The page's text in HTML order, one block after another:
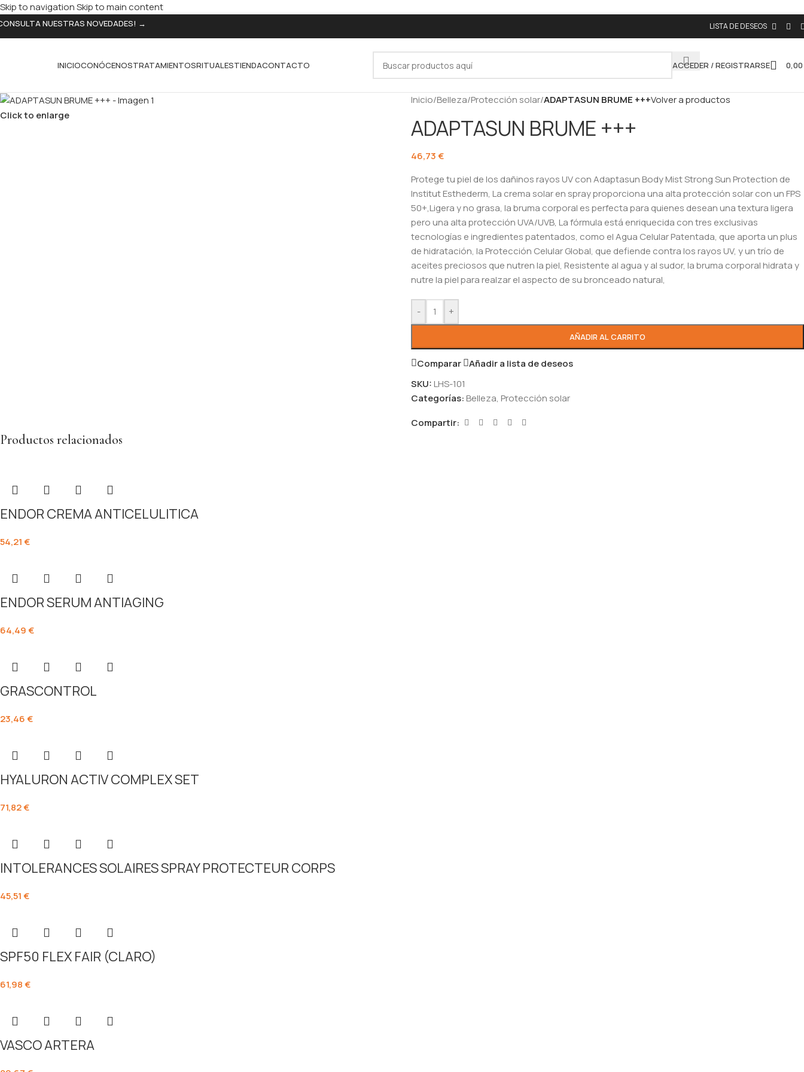
Skip to navigationSkip to main content
NUESTRAS NOVEDADES! → LISTA DE DESEOS
INICIOCONÓCENOSTRATAMIENTOSRITUALESTIENDACONTACTO ACCEDER / REGISTRARSE 0,00
Click to enlarge
Inicio/Belleza/Protección solar/ADAPTASUN BRUME +++Volver a productos
ADAPTASUN BRUME +++
46,73€
Protege tu piel de los dañinos rayos UV con Adaptasun Body Mist Strong Sun Protection de
Institut Esthederm, La crema solar en spray proporciona una alta protección solar con un FPS
50+,Ligera y no grasa, la bruma corporal es perfecta para quienes desean una textura ligera
pero una alta protección UVA/UVB, La fórmula está enriquecida con tres exclusivas
tecnologías e ingredientes patentados, como el Agua Celular Patentada, que aporta un plus
de hidratación, la Protección Celular Global, que defiende contra los rayos UV, y un trío de
aceites preciosos que nutren la piel, Resistente al agua y al sudor, la bruma corporal hidrata y
nutre la piel para realzar el aspecto de su bronceado natural,
- +
AÑADIR AL CARRITO
Comparar
Añadir a lista de deseos
SKU:LHS-101
Categorías:Belleza, Protección solar
Compartir:
Productos relacionados
ENDOR CREMA ANTICELULITICA
54,21€
ENDOR SERUM ANTIAGING
64,49€
GRASCONTROL
23,46€
HYALURON ACTIV COMPLEX SET
71,82€
INTOLERANCES SOLAIRES SPRAY PROTECTEUR CORPS
45,51€
SPF50 FLEX FAIR (CLARO)
61,98€
VASCO ARTERA